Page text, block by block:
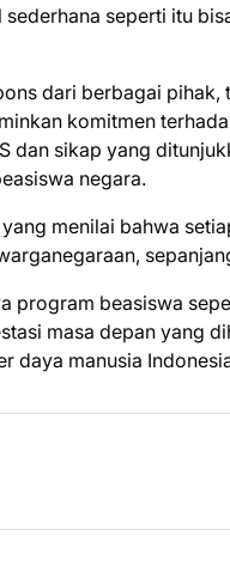
seperti itu
dari berbagai
komitmen
dan sikap yang
negara.
menilai bahwa
program beasiswa
masa depan yang
daya manusia